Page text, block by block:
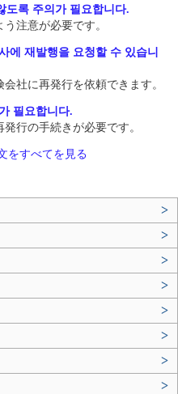
도록 주의가 필요합니다.
注意が必要です。
에 재발행을 요청할 수 있습니
社に再発行を依頼できます。
필요합니다.
行の手続きが必要です。
をすべてを見る
>
>
>
>
>
>
>
>